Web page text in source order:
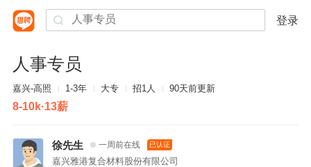
登录
人事专员
嘉兴-高照 1-3年 大专 招1人 90天前更新
8-10k·13薪
徐先生 一周前在线 已认证
嘉兴雅港复合材料股份有限公司